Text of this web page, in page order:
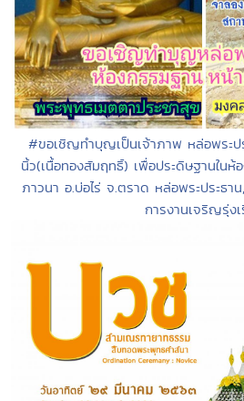
#ขอเชิญทำบุญเป็นเจ้าภาพ หล่อพระป
นิ้ว(เนื้อทองสัมฤทธิ์) เพื่อประดิษฐานใน
ภาวนา อ.บ่อไร่ จ.ตราด หล่อพระประธ
การงานเจริญรุ่ง